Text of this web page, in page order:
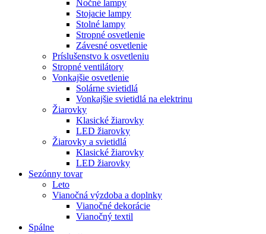
Nočné lampy
Stojacie lampy
Stolné lampy
Stropné osvetlenie
Závesné osvetlenie
Príslušenstvo k osvetleniu
Stropné ventilátory
Vonkajšie osvetlenie
Solárne svietidlá
Vonkajšie svietidlá na elektrinu
Žiarovky
Klasické žiarovky
LED žiarovky
Žiarovky a svietidlá
Klasické žiarovky
LED žiarovky
Sezónny tovar
Leto
Vianočná výzdoba a doplnky
Vianočné dekorácie
Vianočný textil
Spálne